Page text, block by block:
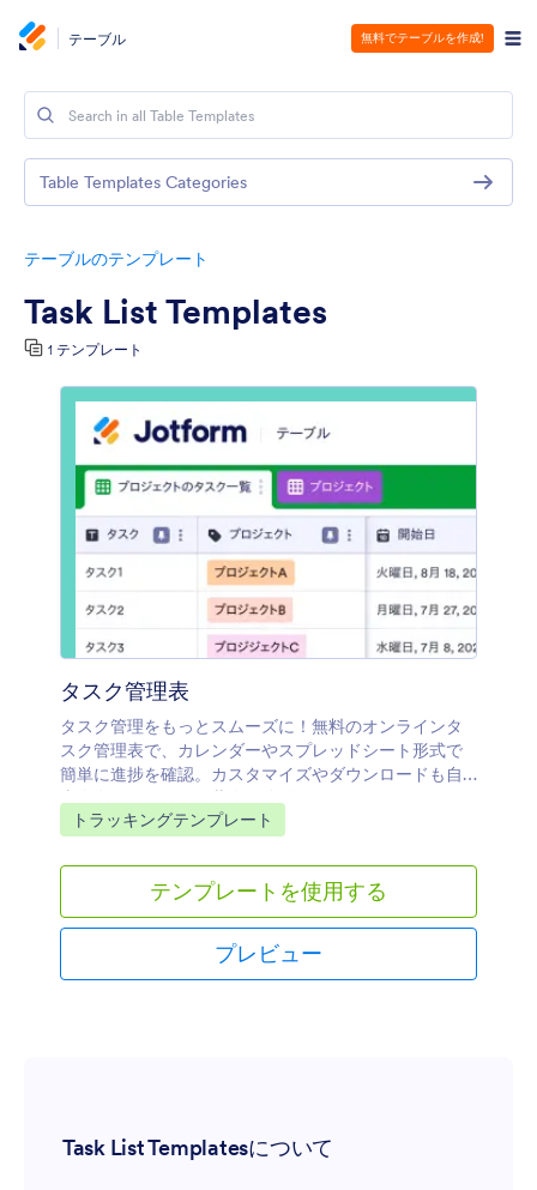
テーブル 無料でテーブルを作成!
テーブルのテンプレート
Task List Templates
1 テンプレート
タスク管理表
タスク管理をもっとスムーズに！無料のオンラインタ
スク管理表で、カレンダーやスプレッドシート形式で
簡単に進捗を確認。カスタマイズやダウンロードも自
由自在、チームとの共有も簡単に行えます。
カテゴリーへ移動：
トラッキングテンプレート
テンプレートを使用する
プレビュー
Task List Templatesについて
Table Templates Categories